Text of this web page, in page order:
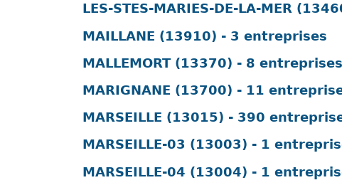
LES-STES-MARIES-DE-LA-MER
MAILLANE (13910) - 3 entreprises
MALLEMORT (13370) - 8 entreprises
MARIGNANE (13700) - 11
MARSEILLE (13015) - 390
MARSEILLE-03 (13003) - 1
MARSEILLE-04 (13004) - 1